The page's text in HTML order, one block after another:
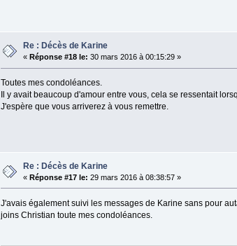
Re : Décès de Karine
« Réponse #18 le: 30 mars 2016 à 00:15:29 »
Toutes mes condoléances.
Il y avait beaucoup d'amour entre vous, cela se ressentait
J'espère que vous arriverez à vous remettre.
Re : Décès de Karine
« Réponse #17 le: 29 mars 2016 à 08:38:57 »
J'avais également suivi les messages de Karine sans pour
joins Christian toute mes condoléances.